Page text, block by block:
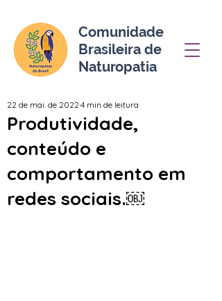
Comunidade
Brasileira de
Naturopatia
Produtividade,
conteúdo e
comportamento em
redes sociais.￼
22 de mai. de 2022 4 min de leitura